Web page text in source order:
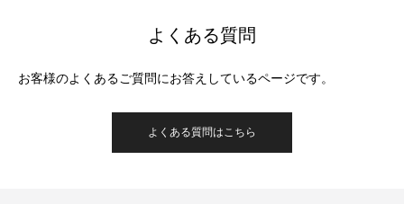
よくある質問
お客様のよくあるご質問にお答えしているページです。
よくある質問はこちら